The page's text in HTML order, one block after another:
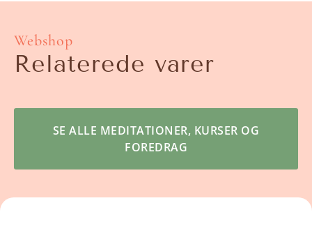
Webshop
Relaterede varer
SE ALLE MEDITATIONER, KURSER OG
FOREDRAG